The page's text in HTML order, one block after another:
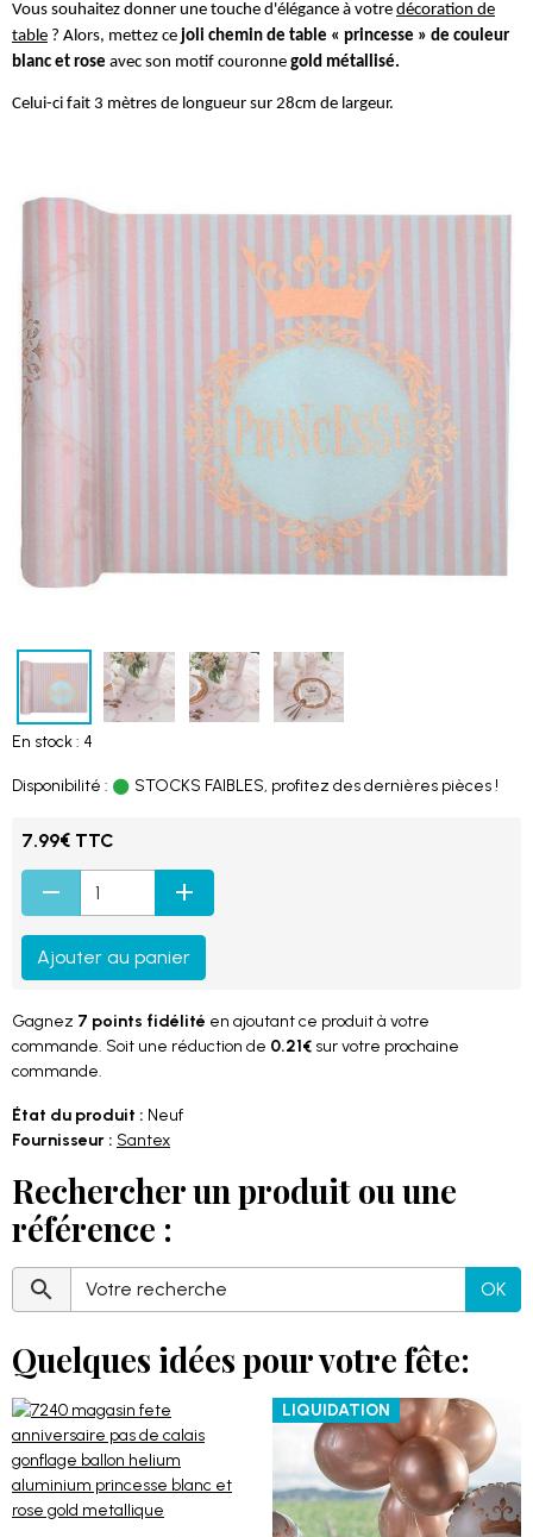
Vous souhaitez donner une touche d'élégance à votre décoration de
table ? Alors, mettez ce joli chemin de table « princesse » de couleur
blanc et rose avec son motif couronne gold métallisé.
Celui-ci fait 3 mètres de longueur sur 28cm de largeur.
En stock : 4
Disponibilité : STOCKS FAIBLES, profitez des dernières pièces !
7.99€ TTC
Ajouter au panier
Gagnez 7 points fidélité en ajoutant ce produit à votre
commande. Soit une réduction de 0.21€ sur votre prochaine
commande.
État du produit : Neuf
Fournisseur : Santex
Rechercher un produit ou une
référence :
OK
Quelques idées pour votre fête:
LIQUIDATION